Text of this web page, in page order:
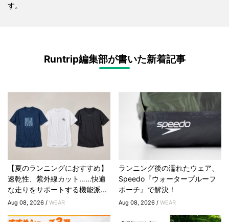
す。
Runtrip編集部が書いた新着記事
【夏のランニングにおすすめ】
速乾性、紫外線カット……快適
な走りをサポートする機能派...
Aug 08, 2026 / WEAR
ランニング後の濡れたウェア、
Speedo『ウォータープルーフ
ポーチ』で解決！
Aug 08, 2026 /WEAR